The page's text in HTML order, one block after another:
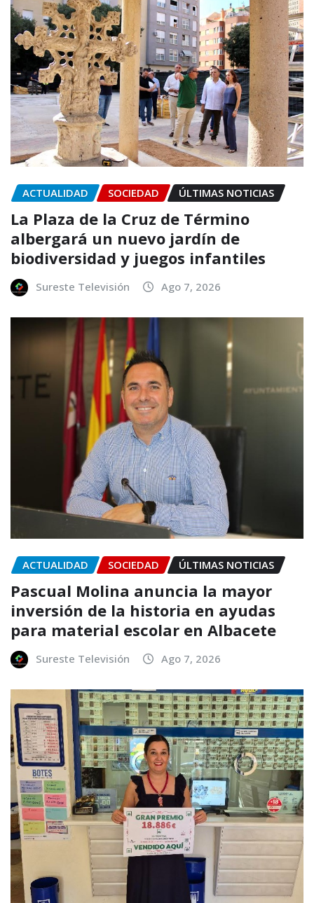
ACTUALIDAD SOCIEDAD ÚLTIMAS NOTICIAS
La Plaza de la Cruz de Término
albergará un nuevo jardín de
biodiversidad y juegos infantiles
Sureste Televisión Ago 7, 2026
ACTUALIDAD SOCIEDAD ÚLTIMAS NOTICIAS
Pascual Molina anuncia la mayor
inversión de la historia en ayudas
para material escolar en Albacete
Sureste Televisión Ago 7, 2026